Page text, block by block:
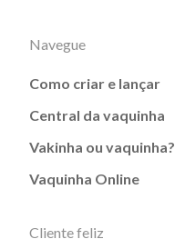
Navegue
Como criar e lançar
Central da vaquinha
Vakinha ou vaquinha?
Vaquinha Online
Cliente feliz